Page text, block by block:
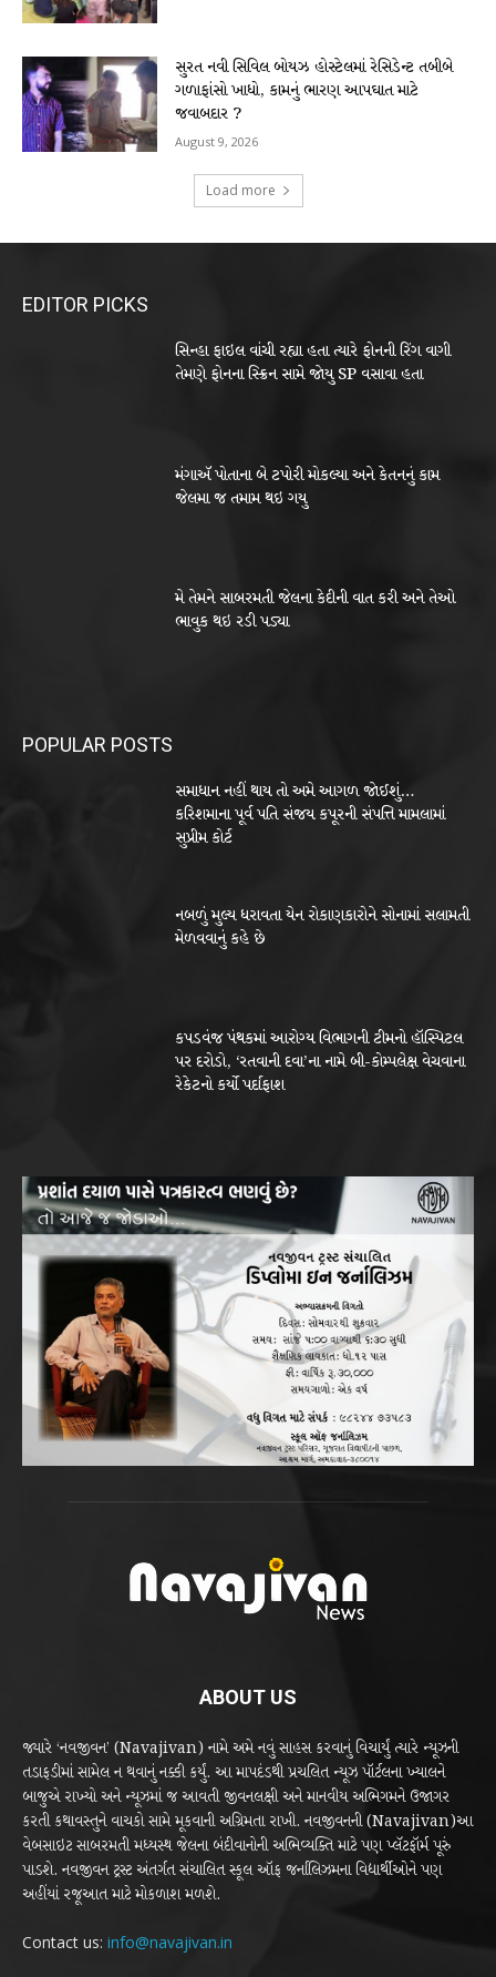
સુરત નવી સિવિલ બોયઝ હોસ્ટેલમાં રેસિડેન્ટ તબીબે
ગળાફાંસો ખાધો, કામનું ભારણ આપઘાત માટે
જવાબદાર ?
August 9, 2026
Load more
EDITOR PICKS
સિન્હા ફાઇલ વાંચી રહ્યા હતા ત્યારે ફોનની રિંગ વાગી
તેમણે ફોનના સ્ક્રિન સામે જોયુ SP વસાવા હતા
મંગાઍ પોતાના બે ટપોરી મોકલ્યા અને કેતનનું કામ
જેલમા જ તમામ થઇ ગયુ
મે તેમને સાબરમતી જેલના કેદીની વાત કરી અને તેઓ
ભાવુક થઇ રડી પડ્યા
POPULAR POSTS
સમાધાન નહીં થાય તો અમે આગળ જોઈશું…
કરિશમાના પૂર્વ પતિ સંજય કપૂરની સંપત્તિ મામલામાં
સુપ્રીમ કોર્ટ
નબળું મુલ્ય ધરાવતા યેન રોકાણકારોને સોનામાં સલામતી
મેળવવાનું કહે છે
કપડવંજ પંથકમાં આરોગ્ય વિભાગની ટીમનો હૉસ્પિટલ
પર દરોડો, ‘રતવાની દવા’ના નામે બી-કોમ્પલેક્ષ વેચવાના
રેકેટનો કર્યો પર્દાફાશ
ABOUT US
જ્યારે ‘નવજીવન’ (Navajivan) નામે અમે નવું સાહસ કરવાનું વિચાર્યું ત્યારે ન્યૂઝની
તડાફડીમાં સામેલ ન થવાનું નક્કી કર્યું. આ માપદંડથી પ્રચલિત ન્યૂઝ પૉર્ટલના ખ્યાલને
બાજુએ રાખ્યો અને ન્યૂઝમાં જ આવતી જીવનલક્ષી અને માનવીય અભિગમને ઉજાગર
કરતી કથાવસ્તુને વાચકો સામે મૂકવાની અગ્રિમતા રાખી. નવજીવનની (Navajivan)આ
વેબસાઇટ સાબરમતી મધ્યસ્થ જેલના બંદીવાનોની અભિવ્યક્તિ માટે પણ પ્લૅટફૉર્મ પૂરું
પાડશે. નવજીવન ટ્રસ્ટ અંતર્ગત સંચાલિત સ્કૂલ ઑફ જર્નાલિઝમના વિદ્યાર્થીઓને પણ
અહીંયાં રજૂઆત માટે મોકળાશ મળશે.
Contact us: info@navajivan.in